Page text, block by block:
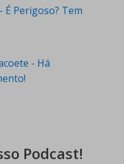
É Perigoso? Tem
- Há
Podcast!